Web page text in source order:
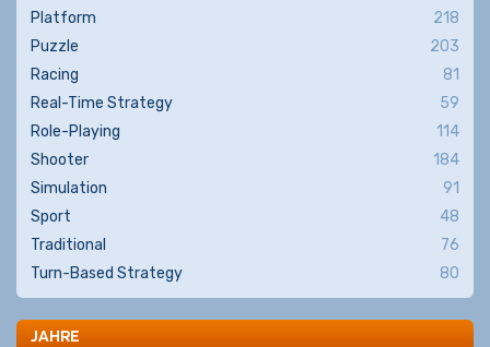
Platform
218
Puzzle
203
Racing
81
Real-Time Strategy
59
Role-Playing
114
Shooter
184
Simulation
91
Sport
48
Traditional
76
Turn-Based Strategy
80
JAHRE